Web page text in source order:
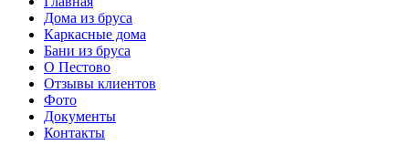
Дома из бруса
Каркасные дома
Бани из бруса
О Пестово
Отзывы клиентов
Фото
Документы
Контакты